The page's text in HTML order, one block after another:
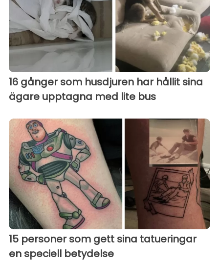
16 gånger som husdjuren har hållit sina
ägare upptagna med lite bus
15 personer som gett sina tatueringar
en speciell betydelse